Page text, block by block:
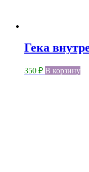
Гека
350 ₽ В корзину